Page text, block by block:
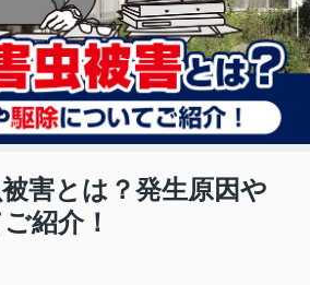
害とは？発生原因や
紹介！